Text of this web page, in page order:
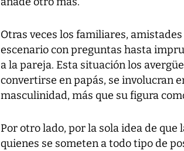
Otras veces los familiares,
escenario con preguntas hasta
a la pareja. Esta situación los
convertirse en papás, se involucran
masculinidad, más que su figura
Por otro lado, por la sola idea de
quienes se someten a todo tipo de